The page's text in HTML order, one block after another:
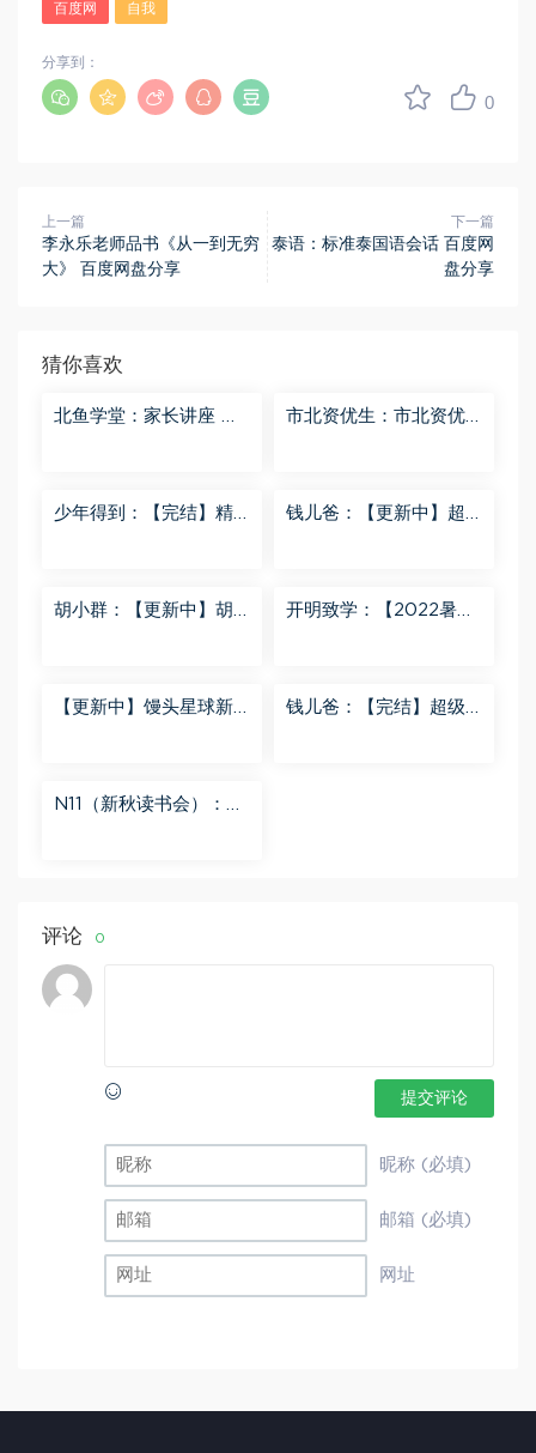
百度网 自我
0
分享到：
上一篇
李永乐老师品书《从一到无穷
大》 百度网盘分享
下一篇
泰语：标准泰国语会话 百度网
盘分享
猜你喜欢
北鱼学堂：家长讲座 百
市北资优生：市北资优
少年得到：【完结】精
钱儿爸：【更新中】超
胡小群：【更新中】胡
开明致学：【2022暑
【更新中】馒头星球新
钱儿爸：【完结】超级
N11（新秋读书会）：
评论 0
提交评论
昵称 (必填)
邮箱 (必填)
网址